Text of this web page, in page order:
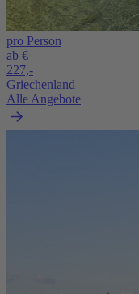
pro Person
ab €
227,-
Griechenland
Alle Angebote